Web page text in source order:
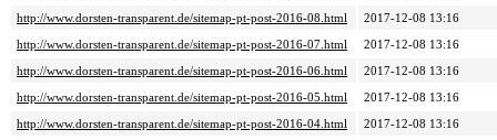
http://www.dorsten-transparent.de/sitemap-pt-post-2016-08.html
2017-12-08 13:16
http://www.dorsten-transparent.de/sitemap-pt-post-2016-07.html
2017-12-08 13:16
http://www.dorsten-transparent.de/sitemap-pt-post-2016-06.html
2017-12-08 13:16
http://www.dorsten-transparent.de/sitemap-pt-post-2016-05.html
2017-12-08 13:16
http://www.dorsten-transparent.de/sitemap-pt-post-2016-04.html
2017-12-08 13:16